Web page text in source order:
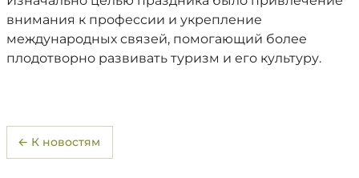
внимания к профессии и укрепление
международных связей, помогающий более
плодотворно развивать туризм и его культуру.
← К новостям